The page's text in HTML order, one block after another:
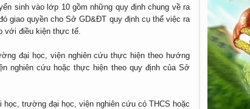
sinh vào lớp 10 gồm những quy định chung về ra
giao quyền cho Sở GD&ĐT quy định cụ thể việc ra
với điều kiện thực tế.
đại học, viện nghiên cứu thực hiện theo hướng
nghiên cứu hoặc thực hiện theo quy định của Sở
học, trường đại học, viện nghiên cứu có THCS hoặc